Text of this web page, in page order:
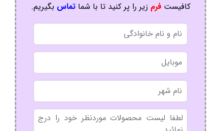
کافیستفرم زیر را پر کنید تا با شماتماس بگیریم.
نام
و
نام
خانوادگی
موبایل
نام
شهر
بدون
عنوان